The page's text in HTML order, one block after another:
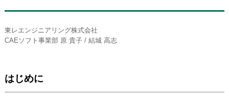
東レエンジニアリング株式会社
CAEソフト事業部 原 貴子 / 結城 高志
はじめに